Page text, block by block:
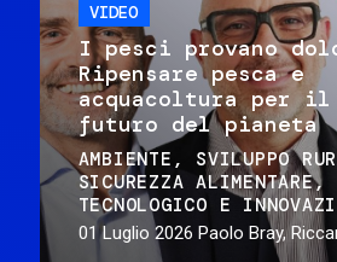
VIDEO
I pesci provano
Ripensare pesca e
acquacoltura per il
futuro del pianeta
AMBIENTE
SVILUPPO
SICUREZZA ALIMENTARE
TECNOLOGICO E
01 Luglio 2026 Paolo Bray,